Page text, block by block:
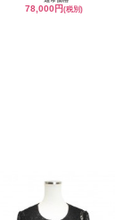
78,000円(税別)